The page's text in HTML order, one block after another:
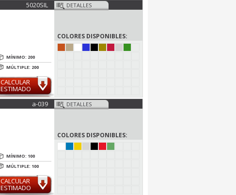
5020SIL
MÍNIMO: 200
MÚLTIPLE: 200
CALCULAR
ESTIMADO
DETALLES
COLORES DISPONIBLES:
a-039
MÍNIMO: 100
MÚLTIPLE: 100
CALCULAR
ESTIMADO
DETALLES
COLORES DISPONIBLES: